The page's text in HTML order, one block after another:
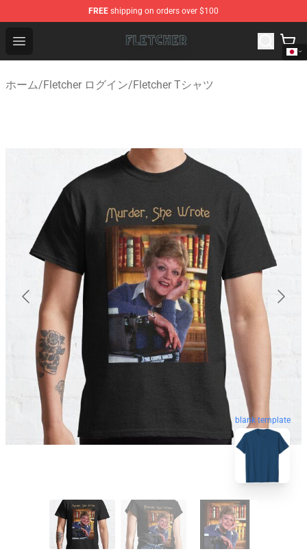
FREE shipping on orders over $100
Open menu
Fletcher Store - Official Fletcher Merchandise Shop
ホーム/Fletcher ログイン/Fletcher Tシャツ
blank template